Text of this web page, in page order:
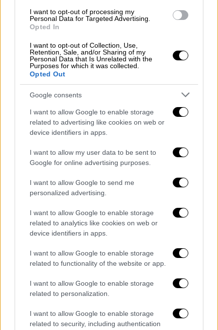
I want to opt-out of processing my
Personal Data for Targeted Advertising.
Opted In
I want to opt-out of Collection, Use,
Retention, Sale, and/or Sharing of my
Personal Data that Is Unrelated with the
Purposes for which it was collected.
Opted Out
Google consents
I want to allow Google to enable storage
related to advertising like cookies on web or
device identifiers in apps.
I want to allow my user data to be sent to
Google for online advertising purposes.
I want to allow Google to send me
personalized advertising.
I want to allow Google to enable storage
related to analytics like cookies on web or
device identifiers in apps.
I want to allow Google to enable storage
related to functionality of the website or app.
I want to allow Google to enable storage
related to personalization.
I want to allow Google to enable storage
related to security, including authentication
Ελλάδα|06.04.2025 12:50
Αιματηρός καβγάς στη Λάρισα:
Άνδρας μαχαίρωσε τον αδελφό του
μέσα στο σπίτι του
Επίσης, θα οδηγηθεί στον εισαγγελέα ο
26χρονοςο οποίος, είχε διαπληκτιστεί με
τον 33χρονο. Διαπιστώθηκε ότιοδηγούσε
χωρίς άδειαικανότητας, η οποία του είχε
αφαιρεθεί για 5 χρόνια λόγω υποτροπής για
οδήγηση υπό την επήρεια μέθης. Επιπλέον, η
εις βάρος του δικογραφία αφορά την πράξη
επικίνδυνης σωματικής βλάβης
(για το
Διασωληνωμένη και σε καταστολή η
46χρονη αστυνομικός
Η 46χρονη αστυνομικός, μητέρα τεσσάρων
παιδιών, η οποία τραυματίστηκε εν ώρα
υπηρεσίας,νοσηλεύεταιαπό χθες (5/4) το
απόγευμα διασωληνωμένη και σε καταστολή
στη Μονάδα Εντατικής Μονάδας Θεραπείας
στο 424 Γενικό Στρατιωτικό Νοσοκομείο.